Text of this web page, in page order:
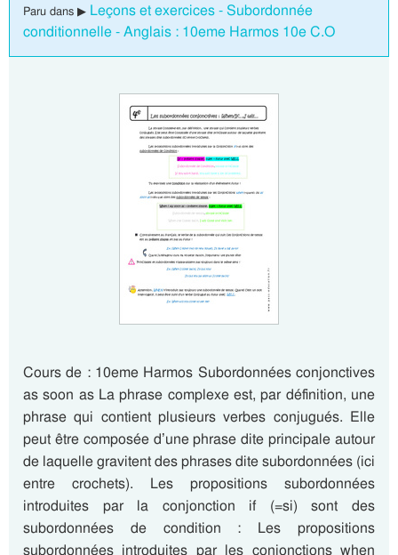
Paru dans ▶ Leçons et exercices - Subordonnée
conditionnelle - Anglais : 10eme Harmos 10e C.O
Cours de : 10eme Harmos Subordonnées conjonctives
as soon as La phrase complexe est, par définition, une
phrase qui contient plusieurs verbes conjugués. Elle
peut être composée d’une phrase dite principale autour
de laquelle gravitent des phrases dite subordonnées (ici
entre crochets). Les propositions subordonnées
introduites par la conjonction if (=si) sont des
subordonnées de condition : Les propositions
subordonnées introduites par les conjonctions when